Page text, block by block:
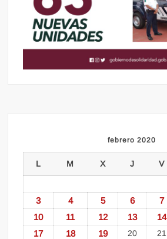
febrero 2020
L M X J V
3 4 5 6 7
10 11 12 13 14
17 18 19 20 21